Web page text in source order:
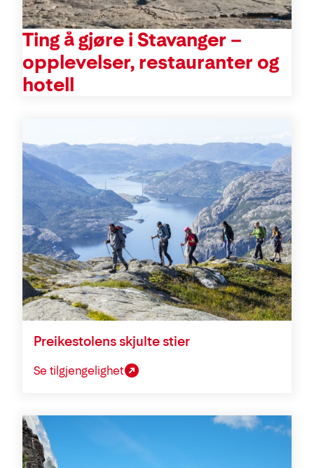
Ting å gjøre i Stavanger –
opplevelser, restauranter og
hotell
Preikestolens skjulte stier
Se tilgjengelighet